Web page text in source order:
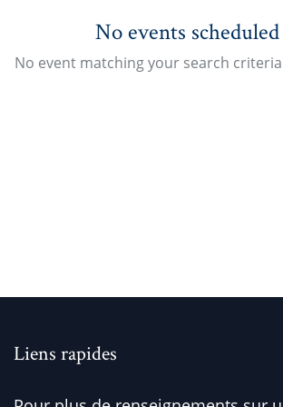
No events
No event matching your search
Liens rapides